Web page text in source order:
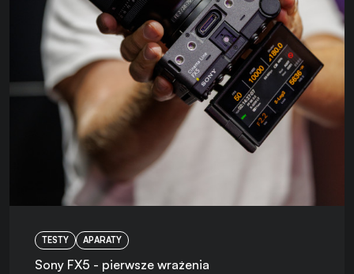
TESTY APARATY
Sony FX5 - pierwsze wrażenia